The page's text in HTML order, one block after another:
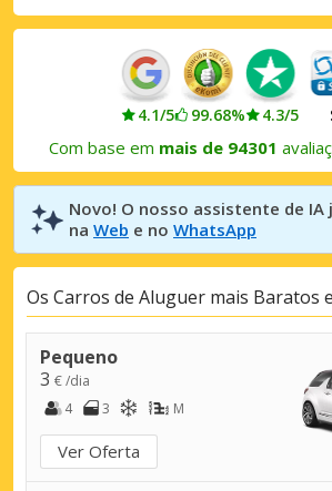
4.1/5 99.68% 4.3/5
Com base em mais de 94301
Novo! O nosso assistente de IA
na Web e no WhatsApp
Os Carros de Aluguer mais Baratos
Pequeno
3 € /dia
4
3 M
Ver Oferta